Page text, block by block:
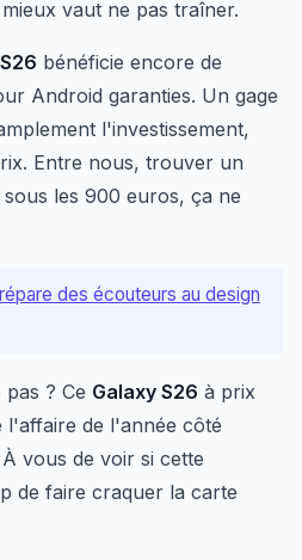
vaut ne pas traîner.
bénéficie encore de
Android garanties. Un gage
l'investissement,
Entre nous, trouver un
les 900 euros, ça ne
des écouteurs au design
? Ce Galaxy S26 à prix
de l'année côté
À vous de voir si cette
de faire craquer la carte